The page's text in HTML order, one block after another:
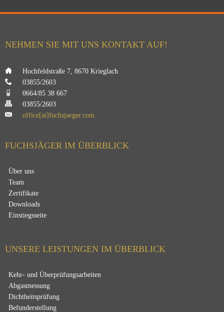
NEHMEN SIE MIT UNS KONTAKT AUF!
Hochfeldstraße 7, 8670 Krieglach
03855/2603
0664/85 38 667
03855/2603
office[at]fuchsjaeger.com
FUCHSJÄGER IM ÜBERBLICK
Über uns
Team
Zertifikate
Downloads
Einstiegsseite
UNSERE LEISTUNGEN IM ÜBERBLICK
Kehr- und Überprüfungsarbeiten
Abgasmessung
Dichtheitsprüfung
Befunderstellung